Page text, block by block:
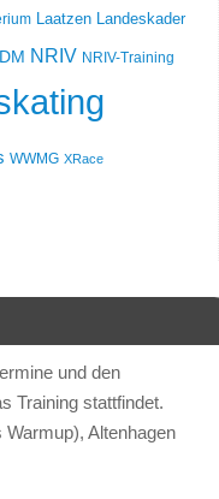
Laatzen Landeskader
NRIV NRIV-Training
WWMG XRace
und den
Training stattfindet.
Altenhagen